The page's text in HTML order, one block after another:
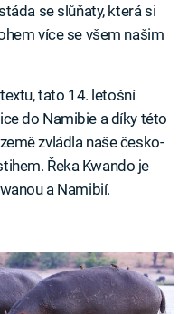
se slůňaty, která si
více se všem našim
tato 14. letošní
do Namibie a díky této
zvládla naše česko-
Řeka Kwando je
a Namibií.